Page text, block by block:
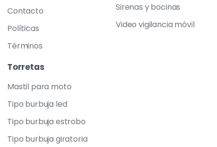
Contacto
Políticas
Términos
Sirenas y bocinas
Video vigilancia móvil
Torretas
Mastil para moto
Tipo burbuja led
Tipo burbuja estrobo
Tipo burbuja giratoria